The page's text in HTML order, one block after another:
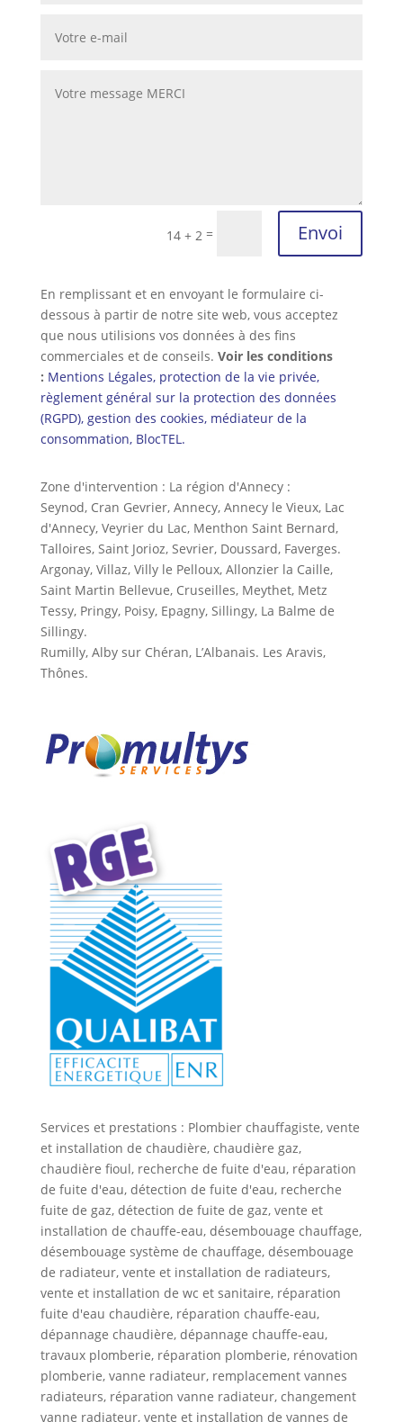
14 + 2 = Envoi
En remplissant et en envoyant le formulaire ci-
dessous à partir de notre site web, vous acceptez
que nous utilisions vos données à des fins
commerciales et de conseils. Voir les conditions
: Mentions Légales, protection de la vie privée,
règlement général sur la protection des données
(RGPD), gestion des cookies, médiateur de la
consommation, BlocTEL.
Zone d'intervention : La région d'Annecy :
Seynod, Cran Gevrier, Annecy, Annecy le Vieux, Lac
d'Annecy, Veyrier du Lac, Menthon Saint Bernard,
Talloires, Saint Jorioz, Sevrier, Doussard, Faverges.
Argonay, Villaz, Villy le Pelloux, Allonzier la Caille,
Saint Martin Bellevue, Cruseilles, Meythet, Metz
Tessy, Pringy, Poisy, Epagny, Sillingy, La Balme de
Sillingy.
Rumilly, Alby sur Chéran, L’Albanais. Les Aravis,
Thônes.
Services et prestations : Plombier chauffagiste, vente
et installation de chaudière, chaudière gaz,
chaudière fioul, recherche de fuite d'eau, réparation
de fuite d'eau, détection de fuite d'eau, recherche
fuite de gaz, détection de fuite de gaz, vente et
installation de chauffe-eau, désembouage chauffage,
désembouage système de chauffage, désembouage
de radiateur, vente et installation de radiateurs,
vente et installation de wc et sanitaire, réparation
fuite d'eau chaudière, réparation chauffe-eau,
dépannage chaudière, dépannage chauffe-eau,
travaux plomberie, réparation plomberie, rénovation
plomberie, vanne radiateur, remplacement vannes
radiateurs, réparation vanne radiateur, changement
vanne radiateur, vente et installation de vannes de